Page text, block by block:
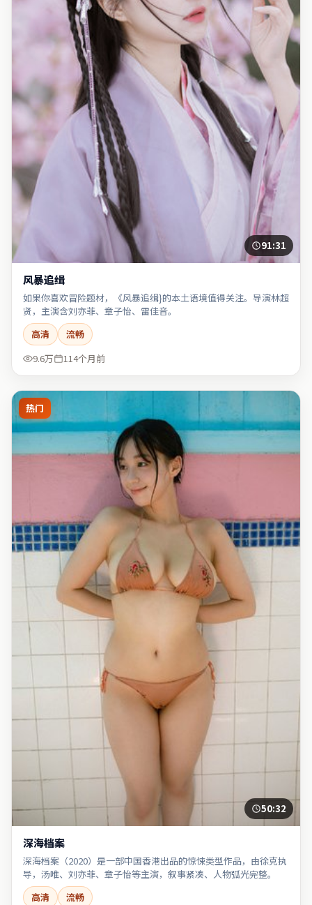
91:31
风暴追缉
如果你喜欢冒险题材，《风暴追缉}的本土语境值得关注。导演林超
贤，主演含刘亦菲、章子怡、雷佳音。
高清
流畅
9.6万
114个月前
热门
50:32
深海档案
深海档案（2020）是一部中国香港出品的惊悚类型作品，由徐克执
导，汤唯、刘亦菲、章子怡等主演，叙事紧凑、人物弧光完整。
高清
流畅